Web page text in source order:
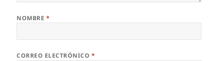
NOMBRE *
CORREO ELECTRÓNICO *